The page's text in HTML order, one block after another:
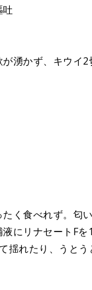
湧かず、キウイ2
く食べれず。匂
にリナセートF
揺れたり、うとう